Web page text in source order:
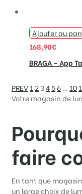
Ajouter au
168,90€
BRAGA – App
PREV1 23456… 10
Votre magasin de
faire
En tant que
un large choix de